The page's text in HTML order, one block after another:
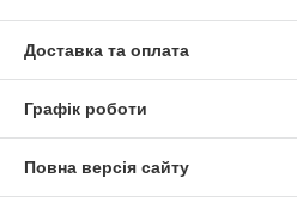
Доставка та оплата
Графік роботи
Повна версія сайту